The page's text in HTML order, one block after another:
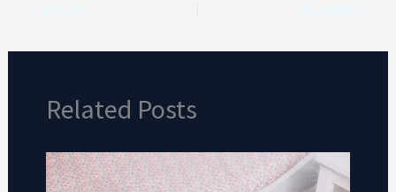
Related Posts